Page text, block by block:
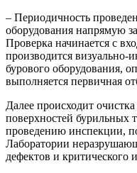
– Периодичность
оборудования напрямую
Проверка начинается с
производится визуально-
бурового оборудования,
выполняется первичная
Далее происходит
поверхностей бурильных
проведению инспекции,
Лаборатории
дефектов и критического